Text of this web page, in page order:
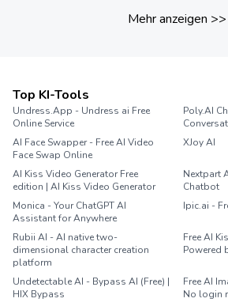
Mehr anzeigen >>
Top KI-Tools
Undress.App - Undress ai Free
Online Service
Poly.AI
AI Face Swapper - Free AI Video
Face Swap Online
XJoy AI
AI Kiss Video Generator Free
edition | AI Kiss Video Generator
Nextpart
Chatbot
Monica - Your ChatGPT AI
Assistant for Anywhere
Ipic.ai -
Rubii AI - AI native two-
dimensional character creation
platform
Free AI
Powered
Undetectable AI - Bypass AI (Free) |
HIX Bypass
Free AI
No login